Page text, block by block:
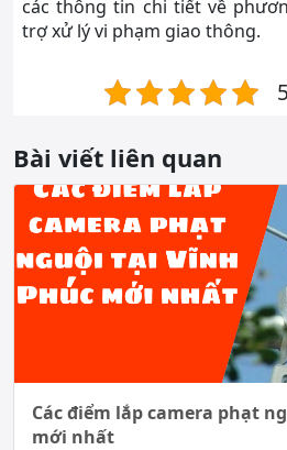
các thông tin chi tiết về
trợ xử lý vi phạm giao thông.
Bài viết liên quan
Các điểm lắp camera phạt
mới nhất